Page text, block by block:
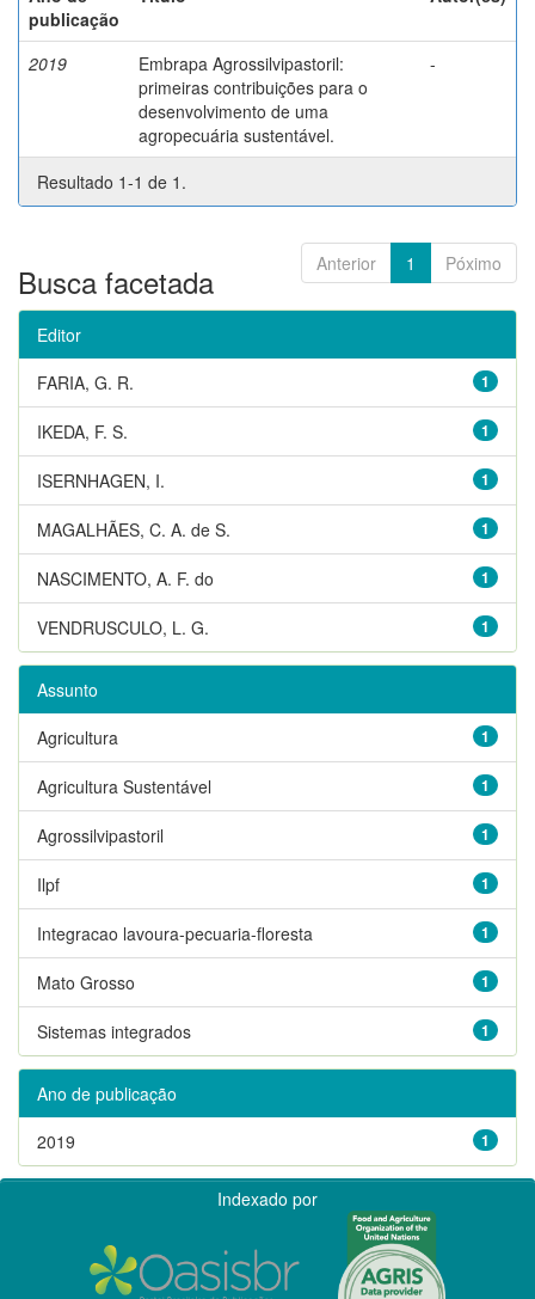
publicação
2019
Embrapa Agrossilvipastoril:
primeiras contribuições para o
desenvolvimento de uma
agropecuária sustentável.
-
Resultado 1-1 de 1.
Anterior 1 Póximo
Busca facetada
Editor
1
FARIA, G. R.
1
IKEDA, F. S.
1
ISERNHAGEN, I.
1
MAGALHÃES, C. A. de S.
1
NASCIMENTO, A. F. do
1
VENDRUSCULO, L. G.
Assunto
1
Agricultura
1
Agricultura Sustentável
1
Agrossilvipastoril
1
Ilpf
1
Integracao lavoura-pecuaria-floresta
1
Mato Grosso
1
Sistemas integrados
Ano de publicação
1
2019
Indexado por